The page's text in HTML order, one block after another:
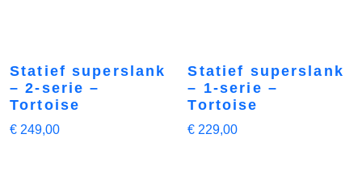
Statief superslank
– 2-serie –
Tortoise
€ 249,00
Statief superslank
– 1-serie –
Tortoise
€ 229,00